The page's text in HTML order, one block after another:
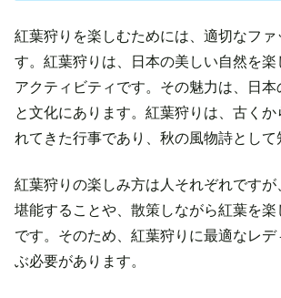
紅葉狩りを楽しむためには、適切なフ
す。紅葉狩りは、日本の美しい自然を楽
アクティビティです。その魅力は、日本
と文化にあります。紅葉狩りは、古くか
れてきた行事であり、秋の風物詩として
紅葉狩りの楽しみ方は人それぞれですが
堪能することや、散策しながら紅葉を楽
です。そのため、紅葉狩りに最適なレ
ぶ必要があります。